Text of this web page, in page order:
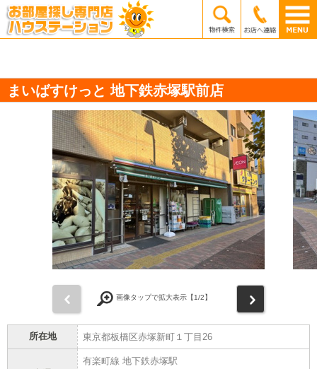
まいばすけっと 地下鉄赤塚駅前店
画像タップで拡大表示【1/2】
所在地 東京都板橋区赤塚新町１丁目26
有楽町線 地下鉄赤塚駅